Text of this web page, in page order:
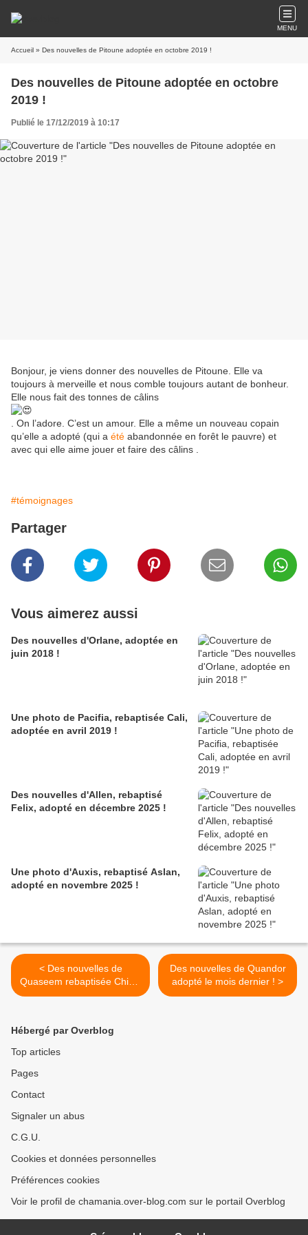
MENU
Accueil » Des nouvelles de Pitoune adoptée en octobre 2019 !
Des nouvelles de Pitoune adoptée en octobre
2019 !
Publié le 17/12/2019 à 10:17
Bonjour, je viens donner des nouvelles de Pitoune. Elle va
toujours à merveille et nous comble toujours autant de bonheur.
Elle nous fait des tonnes de câlins
. On l’adore. C’est un amour. Elle a même un nouveau copain
qu’elle a adopté (qui a été abandonnée en forêt le pauvre) et
avec qui elle aime jouer et faire des câlins .
#témoignages
Partager
Vous aimerez aussi
Des nouvelles d'Orlane, adoptée en
juin 2018 !
Une photo de Pacifia, rebaptisée Cali,
adoptée en avril 2019 !
Des nouvelles d'Allen, rebaptisé
Felix, adopté en décembre 2025 !
Une photo d'Auxis, rebaptisé Aslan,
adopté en novembre 2025 !
< Des nouvelles de
Quaseem rebaptisée Chipie
adoptée le mois dernier !
Des nouvelles de Quandor
adopté le mois dernier ! >
Hébergé par Overblog
Top articles
Pages
Contact
Signaler un abus
C.G.U.
Cookies et données personnelles
Préférences cookies
Voir le profil de chamania.over-blog.com sur le portail Overblog